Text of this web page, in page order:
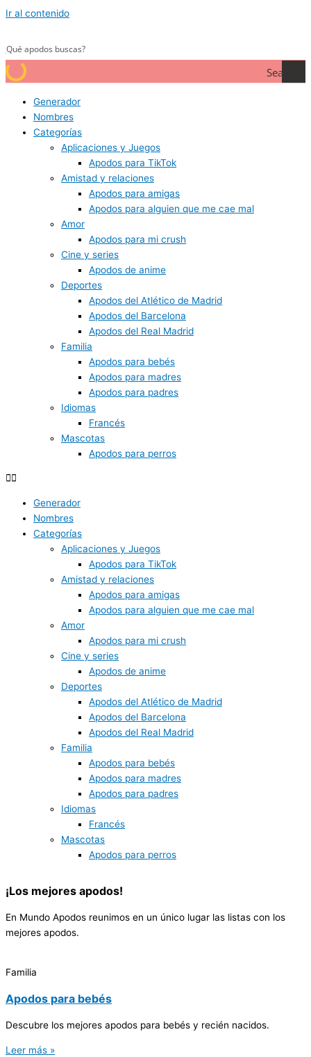
Ir al contenido
Search
Generador
Nombres
Categorías
Aplicaciones y Juegos
Apodos para TikTok
Amistad y relaciones
Apodos para amigas
Apodos para alguien que me cae mal
Amor
Apodos para mi crush
Cine y series
Apodos de anime
Deportes
Apodos del Atlético de Madrid
Apodos del Barcelona
Apodos del Real Madrid
Familia
Apodos para bebés
Apodos para madres
Apodos para padres
Idiomas
Francés
Mascotas
Apodos para perros
Generador
Nombres
Categorías
Aplicaciones y Juegos
Apodos para TikTok
Amistad y relaciones
Apodos para amigas
Apodos para alguien que me cae mal
Amor
Apodos para mi crush
Cine y series
Apodos de anime
Deportes
Apodos del Atlético de Madrid
Apodos del Barcelona
Apodos del Real Madrid
Familia
Apodos para bebés
Apodos para madres
Apodos para padres
Idiomas
Francés
Mascotas
Apodos para perros
¡Los mejores apodos!
En Mundo Apodos reunimos en un único lugar las listas con los
mejores apodos.
Familia
Apodos para bebés
Descubre los mejores apodos para bebés y recién nacidos.
Leer más »